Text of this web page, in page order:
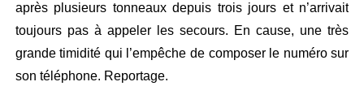
après plusieurs tonneaux depuis trois jours et n’arrivait
toujours pas à appeler les secours. En cause, une très
grande timidité qui l’empêche de composer le numéro sur
son téléphone. Reportage.